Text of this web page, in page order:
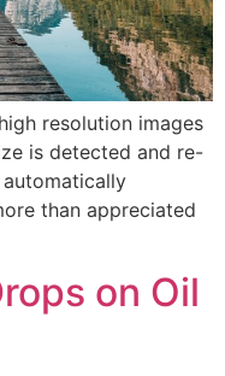
resolution images
is detected and re-
than appreciated
on Oil